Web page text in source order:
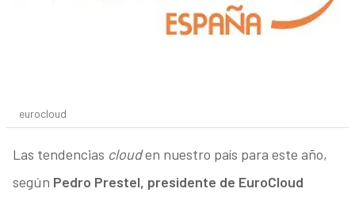
eurocloud
Las tendencias clouden nuestro país para este año,
según Pedro Prestel, presidente de EuroCloud